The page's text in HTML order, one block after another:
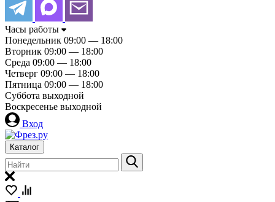
Часы работы
Понедельник 09:00 — 18:00
Вторник 09:00 — 18:00
Среда 09:00 — 18:00
Четверг 09:00 — 18:00
Пятница 09:00 — 18:00
Суббота выходной
Воскресенье выходной
Вход
Каталог